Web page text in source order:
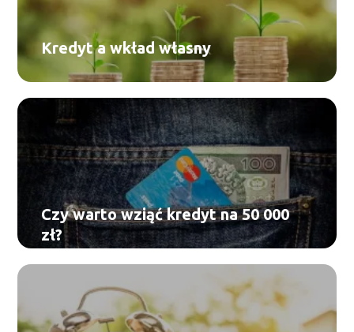
Kredyt a wkład własny
Czy warto wziąć kredyt na 50 000
zł?